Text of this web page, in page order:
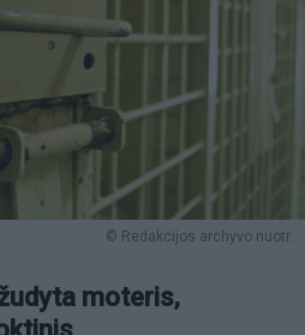
© Redakcijos archyvo nuotr.
moteris,